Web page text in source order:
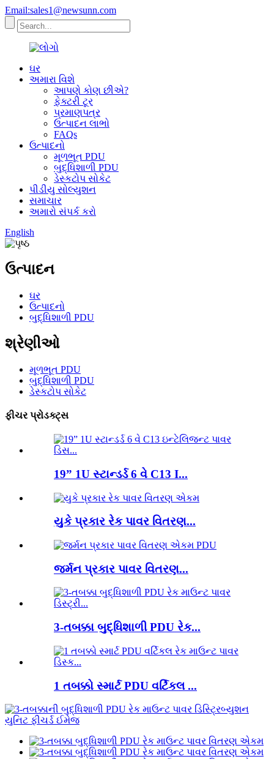
Email:sales1@newsunn.com
ઘર
અમારા વિશે
આપણે કોણ છીએ?
ફેક્ટરી ટૂર
પ્રમાણપત્ર
ઉત્પાદન લાભો
FAQs
ઉત્પાદનો
મૂળભૂત PDU
બુદ્ધિશાળી PDU
ડેસ્કટોપ સોકેટ
પીડીયુ સોલ્યુશન
સમાચાર
અમારો સંપર્ક કરો
English
ઉત્પાદન
ઘર
ઉત્પાદનો
બુદ્ધિશાળી PDU
શ્રેણીઓ
મૂળભૂત PDU
બુદ્ધિશાળી PDU
ડેસ્કટોપ સોકેટ
ફીચર પ્રોડક્ટ્સ
19” 1U સ્ટાન્ડર્ડ 6 વે C13 I...
યુકે પ્રકાર રેક પાવર વિતરણ...
જર્મન પ્રકાર પાવર વિતરણ...
3-તબક્કા બુદ્ધિશાળી PDU રેક...
1 તબક્કો સ્માર્ટ PDU વર્ટિકલ ...